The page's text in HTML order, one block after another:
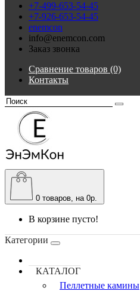
+7-499-653-54-45
+7-926-653-54-45
enemcon
info@enemcon.com
Заказ звонка
Сравнение товаров (0)
Контакты
0 товаров, на 0р.
В корзине пусто!
Категории
КАТАЛОГ
Пеллетные камины